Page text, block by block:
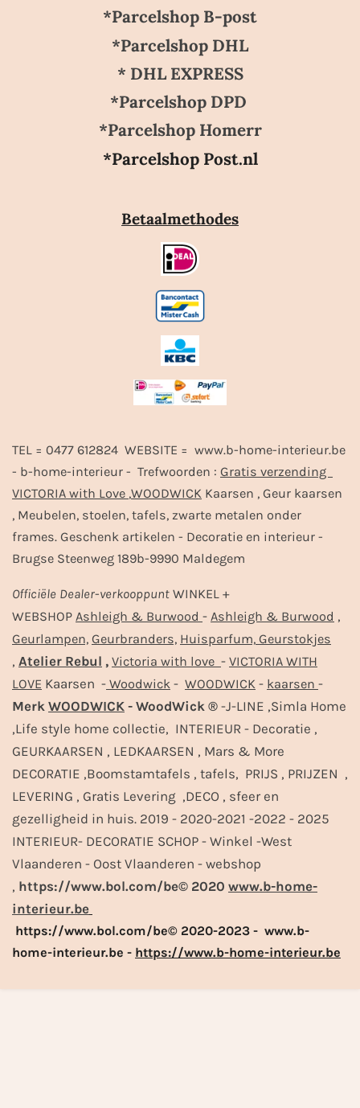
*Parcelshop B-post
*Parcelshop DHL
* DHL EXPRESS
*Parcelshop DPD
*Parcelshop Homerr
*Parcelshop Post.nl
Betaalmethodes
TEL = 0477 612824 WEBSITE = www.b-home-interieur.be
- b-home-interieur - Trefwoorden : Gratis verzending
VICTORIA with Love ,WOODWICK Kaarsen , Geur kaarsen
, Meubelen, stoelen, tafels, zwarte metalen onder
frames. Geschenk artikelen - Decoratie en interieur -
Brugse Steenweg 189b-9990 Maldegem
Officiële Dealer-verkooppunt WINKEL +
WEBSHOP Ashleigh & Burwood - Ashleigh & Burwood ,
Geurlampen, Geurbranders, Huisparfum, Geurstokjes
, Atelier Rebul , Victoria with love - VICTORIA WITH
LOVE Kaarsen - Woodwick - WOODWICK - kaarsen -
Merk WOODWICK - WoodWick ® -J-LINE ,Simla Home
,Life style home collectie, INTERIEUR - Decoratie ,
GEURKAARSEN , LEDKAARSEN , Mars & More
DECORATIE ,Boomstamtafels , tafels, PRIJS , PRIJZEN ,
LEVERING , Gratis Levering ,DECO , sfeer en
gezelligheid in huis. 2019 - 2020-2021 -2022 - 2025
INTERIEUR- DECORATIE SCHOP - Winkel -West
Vlaanderen - Oost Vlaanderen - webshop
, https://www.bol.com/be© 2020 www.b-home-
interieur.be
https://www.bol.com/be© 2020-2023 - www.b-
home-interieur.be - https://www.b-home-interieur.be